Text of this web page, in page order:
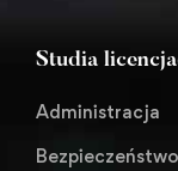
Studia
Administracja